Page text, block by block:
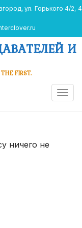
ул. Горького 4/2, 4
И
FIRST.
ничего не